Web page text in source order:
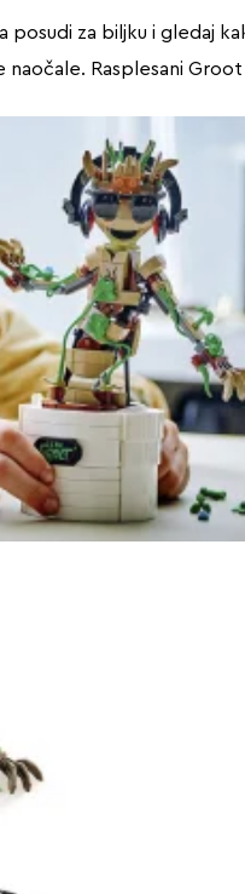
za biljku i gledaj
naočale. Rasplesani